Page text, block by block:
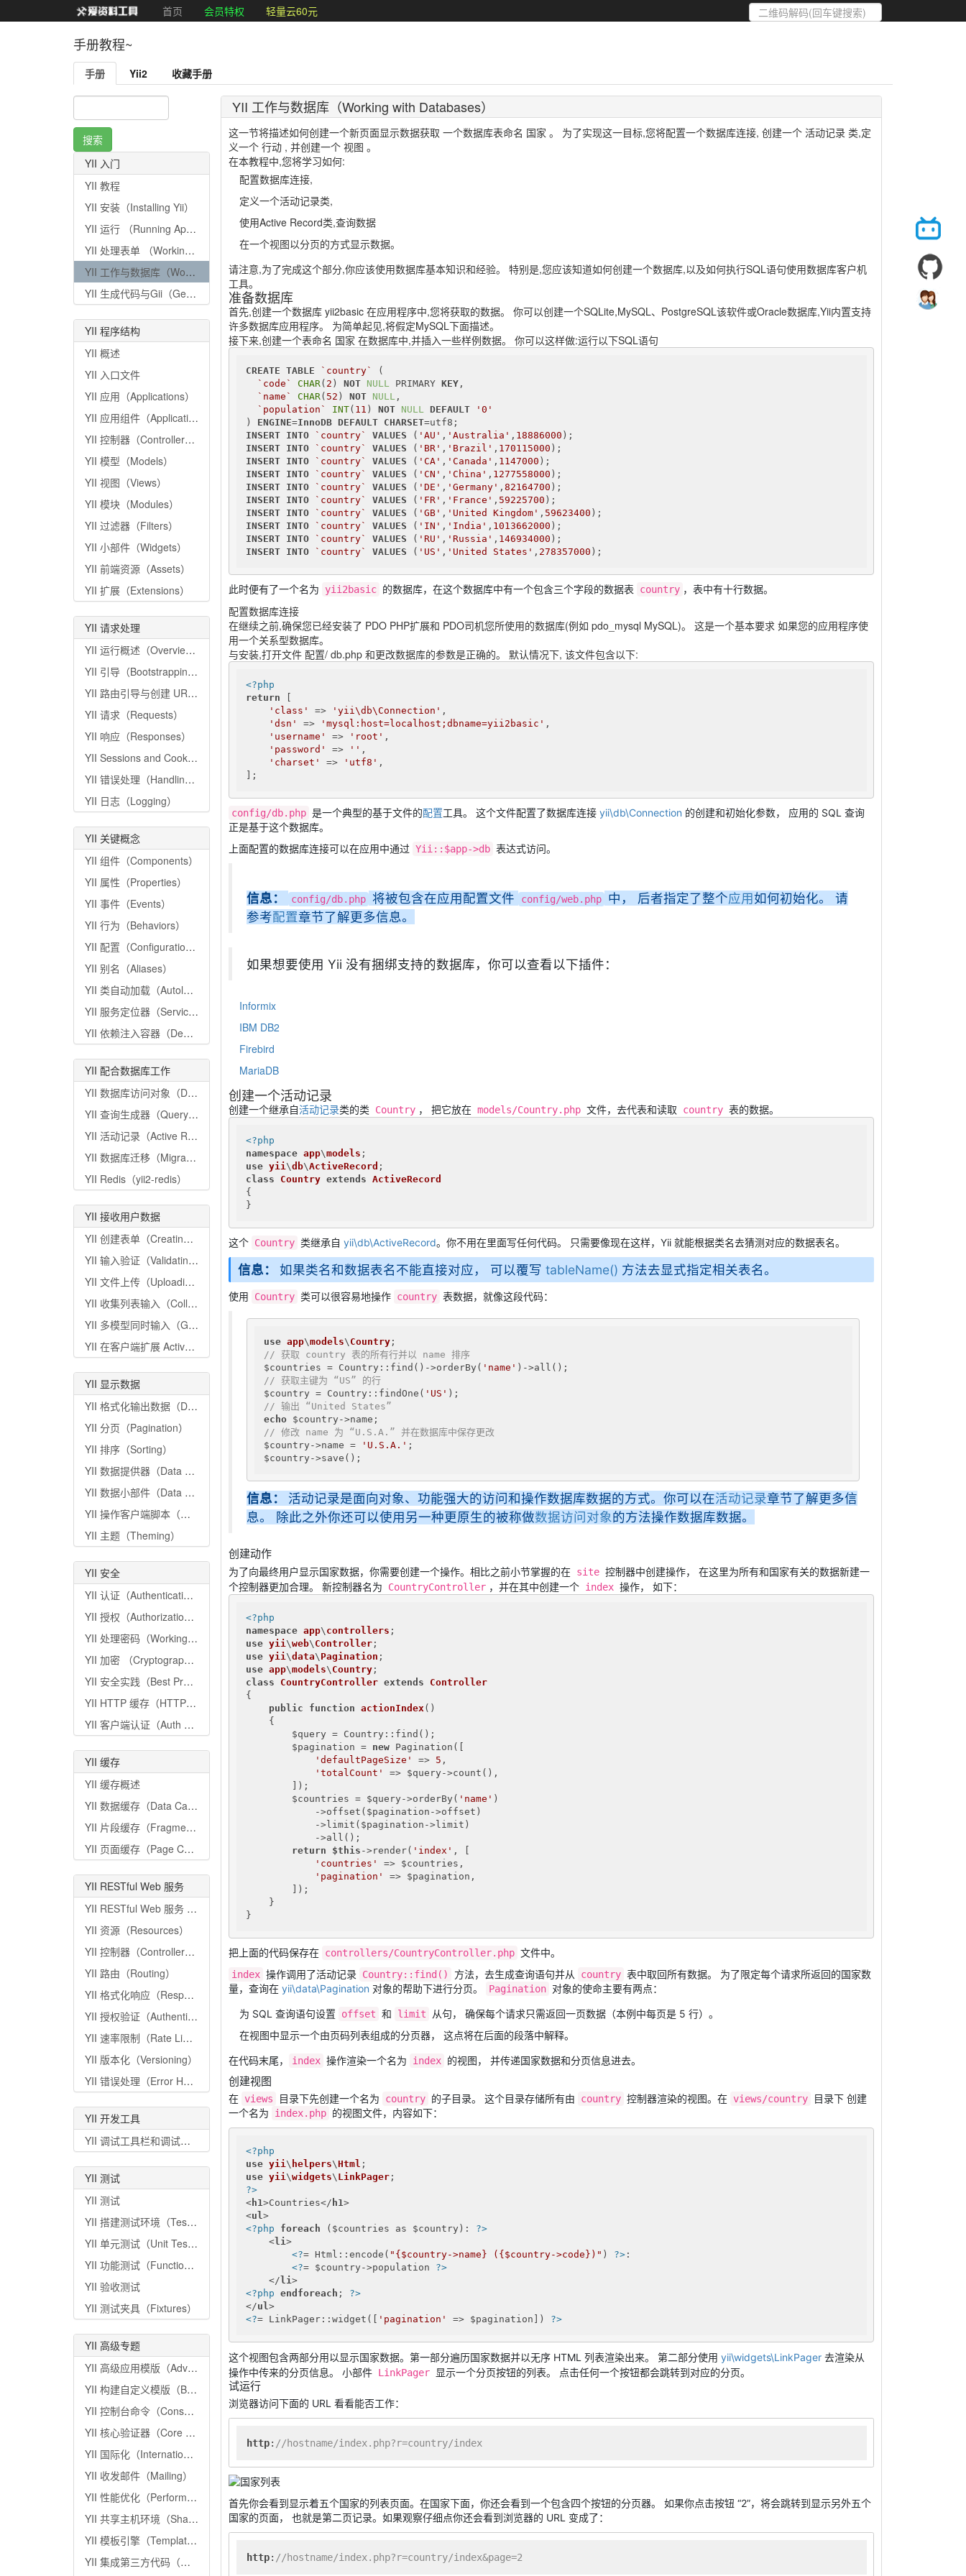
首页 会员特权 轻量云60元
手册教程~
手册 Yii2 收藏手册
YII 入门
YII 教程
YII 安装（Installing Yii）
YII 运行 （Running Applications）
YII 处理表单 （Working with Forms）
YII 工作与数据库（Working with Databases）
YII 生成代码与Gii（Generating Code with Gii）
YII 程序结构
YII 概述
YII 入口文件
YII 应用（Applications）
YII 应用组件（Application Components）
YII 控制器（Controllers）
YII 模型（Models）
YII 视图（Views）
YII 模块（Modules）
YII 过滤器（Filters）
YII 小部件（Widgets）
YII 前端资源（Assets）
YII 扩展（Extensions）
YII 请求处理
YII 运行概述（Overview）
YII 引导（Bootstrapping）
YII 路由引导与创建 URL（Routing and URL Creation）
YII 请求（Requests）
YII 响应（Responses）
YII Sessions and Cookies
YII 错误处理（Handling Errors）
YII 日志（Logging）
YII 关键概念
YII 组件（Components）
YII 属性（Properties）
YII 事件（Events）
YII 行为（Behaviors）
YII 配置（Configurations）
YII 别名（Aliases）
YII 类自动加载（Autoloading）
YII 服务定位器（Service Locator）
YII 依赖注入容器（Dependency Injection Container）
YII 配合数据库工作
YII 数据库访问对象（Database Access Objects）
YII 查询生成器（Query Builder）
YII 活动记录（Active Record）
YII 数据库迁移（Migrations）
YII Redis（yii2-redis）
YII 接收用户数据
YII 创建表单（Creating Forms）
YII 输入验证（Validating Input）
YII 文件上传（Uploading Files）
YII 收集列表输入（Collecting Tabular Input）
YII 多模型同时输入（Getting Data for Multiple Models）
YII 在客户端扩展 ActiveForm（Extending ActiveForm on the Client Side）
YII 显示数据
YII 格式化输出数据（Data Formatting）
YII 分页（Pagination）
YII 排序（Sorting）
YII 数据提供器（Data Providers）
YII 数据小部件（Data Widgets）
YII 操作客户端脚本（Working with Client Scripts）
YII 主题（Theming）
YII 安全
YII 认证（Authentication）
YII 授权（Authorization）
YII 处理密码（Working with Passwords）
YII 加密 （Cryptography）
YII 安全实践（Best Practices）
YII HTTP 缓存（HTTP Caching）
YII 客户端认证（Auth Clients）
YII 缓存
YII 缓存概述
YII 数据缓存（Data Caching）
YII 片段缓存（Fragment Caching）
YII 页面缓存（Page Caching）
YII RESTful Web 服务
YII RESTful Web 服务 快速入门
YII 资源（Resources）
YII 控制器（Controllers）
YII 路由（Routing）
YII 格式化响应（Response Formatting）
YII 授权验证（Authentication）
YII 速率限制（Rate Limiting）
YII 版本化（Versioning）
YII 错误处理（Error Handling）
YII 开发工具
YII 调试工具栏和调试器（Debug Toolbar and Debugger）
YII 测试
YII 测试
YII 搭建测试环境（Testing environment setup）
YII 单元测试（Unit Tests）
YII 功能测试（Functional Tests）
YII 验收测试
YII 测试夹具（Fixtures）
YII 高级专题
YII 高级应用模版（Advanced Project Template）
YII 构建自定义模版（Building Application from Scratch）
YII 控制台命令（Console Commands）
YII 核心验证器（Core Validators）
YII 国际化（Internationalization）
YII 收发邮件（Mailing）
YII 性能优化（Performance Tuning）
YII 共享主机环境（Shared Hosting Environment）
YII 模板引擎（Template Engines）
YII 集成第三方代码（Working with Third-Party Code）
YII 工作与数据库（Working with Databases）
这一节将描述如何创建一个新页面显示数据获取 一个数据库表命名 国家 。 为了实现这一目标,您将配置一个数据库连接, 创建一个 活动记录 类,定
义一个 行动 , 并创建一个 视图 。
在本教程中,您将学习如何:
配置数据库连接,
定义一个活动记录类,
使用Active Record类,查询数据
在一个视图以分页的方式显示数据。
请注意,为了完成这个部分,你应该使用数据库基本知识和经验。 特别是,您应该知道如何创建一个数据库,以及如何执行SQL语句使用数据库客户机
工具。
准备数据库
首先,创建一个数据库 yii2basic 在应用程序中,您将获取的数据。 你可以创建一个SQLite,MySQL、PostgreSQL该软件或Oracle数据库,Yii内置支持
许多数据库应用程序。 为简单起见,将假定MySQL下面描述。
接下来,创建一个表命名 国家 在数据库中,并插入一些样例数据。 你可以这样做:运行以下SQL语句
CREATE TABLE `country`
(
`code`
CHAR( 2 ) NOT NULL PRIMARY KEY,
`name`
CHAR( 52 ) NOT NULL ,
`population`
INT( 11 ) NOT NULL DEFAULT
'0'
) ENGINE=InnoDB DEFAULT CHARSET
INSERT
INTO `country` VALUES ( 'AU' , 'Australia' , 18886000
INSERT
INTO `country` VALUES ( 'BR' , 'Brazil' , 170115000
INSERT
INTO `country` VALUES ( 'CA' , 'Canada' , 1147000
INSERT
INTO `country` VALUES ( 'CN' , 'China' , 1277558000
INSERT
INTO `country` VALUES ( 'DE' , 'Germany' , 82164700
INSERT
INTO `country` VALUES ( 'FR' , 'France' , 59225700
INSERT
INTO `country` VALUES ( 'GB' , 'United Kingdom' , 59623400
INSERT
INTO `country` VALUES ( 'IN' , 'India' , 1013662000
INSERT
INTO `country` VALUES ( 'RU' , 'Russia' , 146934000
INSERT
INTO `country` VALUES ( 'US' , 'United States' , 278357000 );
此时便有了一个名为 yii2basic 的数据库，在这个数据库中有一个包含三个字段的数据表 country ，表中有十行数据。
配置数据库连接
在继续之前,确保您已经安装了 PDO PHP扩展和 PDO司机您所使用的数据库(例如 pdo_mysql MySQL)。 这是一个基本要求 如果您的应用程序使
用一个关系型数据库。
与安装,打开文件 配置/ db.php 和更改数据库的参数是正确的。 默认情况下, 该文件包含以下:
<?php
return [
'class'
=> 'yii\db\Connection' ,
'dsn'
=> 'mysql:host=localhost;dbname=yii2basic' ,
'username'
=> 'root' ,
'password'
=> '' ,
'charset'
=> 'utf8' ,
];
config/db.php 是一个典型的基于文件的配置工具。 这个文件配置了数据库连接 yii\db\Connection 的创建和初始化参数， 应用的 SQL 查询
正是基于这个数据库。
上面配置的数据库连接可以在应用中通过 Yii::$app->db 表达式访问。
信息： config/db.php 将被包含在应用配置文件 config/web.php 中， 后者指定了整个应用如何初始化。 请
参考配置章节了解更多信息。
如果想要使用 Yii 没有捆绑支持的数据库，你可以查看以下插件：
Informix
IBM DB2
Firebird
MariaDB
创建一个活动记录
创建一个继承自活动记录类的类 Country ， 把它放在 models/Country.php 文件，去代表和读取 country 表的数据。
<?php
namespace app\models
use yii \db\ActiveRecord
class
Country extends ActiveRecord
{
}
这个 Country 类继承自 yii\db\ActiveRecord。你不用在里面写任何代码。 只需要像现在这样，Yii 就能根据类名去猜测对应的数据表名。
信息： 如果类名和数据表名不能直接对应， 可以覆写 tableName() 方法去显式指定相关表名。
使用 Country 类可以很容易地操作 country 表数据，就像这段代码：
use app\models\ Country
// 获取 country 表的所有行并以 name 排序
$countries = Country::find()->orderBy( 'name'
// 获取主键为 “US” 的行
$country = Country::findOne( 'US'
// 输出 “United States”
echo
// 修改 name 为 “U.S.A.” 并在数据库中保存更改
$country->name =
'U.S.A.' ;
$country->save();
信息： 活动记录是面向对象、功能强大的访问和操作数据库数据的方式。你可以在活动记录章节了解更多信
息。 除此之外你还可以使用另一种更原生的被称做数据访问对象的方法操作数据库数据。
创建动作
为了向最终用户显示国家数据，你需要创建一个操作。相比之前小节掌握的在 site 控制器中创建操作， 在这里为所有和国家有关的数据新建一
个控制器更加合理。 新控制器名为
CountryController ，并在其中创建一个 index 操作， 如下：
<?php
namespace app\ controllers
use yii \web\ Controller
use yii \data\ Pagination
use app\models\ Country
class
CountryController extends
Controller
{
public
function actionIndex ()
{
$query = Country::find();
$pagination = new Pagination([
'defaultPageSize'
=> 5 ,
'totalCount'
=> $query->count(),
]);
$countries = $query->orderBy( 'name' )
->offset($pagination->offset)
->limit($pagination->limit)
->all();
return
$this ->render( 'index' , [
'countries'
=> $countries,
'pagination'
=> $pagination,
]);
}
}
把上面的代码保存在 controllers/CountryController.php 文件中。
index 操作调用了活动记录 Country::find() 方法，去生成查询语句并从 country 表中取回所有数据。 为了限定每个请求所返回的国家数
量，查询在 yii\data\Pagination 对象的帮助下进行分页。 Pagination 对象的使命主要有两点：
为 SQL 查询语句设置 offset 和 limit
从句， 确保每个请求只需返回一页数据（本例中每页是 5 行）。
在视图中显示一个由页码列表组成的分页器， 这点将在后面的段落中解释。
在代码末尾， index 操作渲染一个名为 index 的视图， 并传递国家数据和分页信息进去。
创建视图
在 views 目录下先创建一个名为 country 的子目录。 这个目录存储所有由 country 控制器渲染的视图。在 views/country
目录下 创建
一个名为
index.php 的视图文件，内容如下：
<?php
use yii \ helpers\Html
use yii \widgets\ LinkPager
?>
<h1 >Countries</ h1 >
<ul >
<?php
foreach ($countries as $country): ?>
<li >
<?= Html::encode( "{$country->name} ({$country->code})" ) ?>:
<?= $country->population ?>
</li >
<?php endforeach ; ?>
</ul >
<?= LinkPager::widget([ 'pagination' => $pagination]) ?>
这个视图包含两部分用以显示国家数据。第一部分遍历国家数据并以无序 HTML 列表渲染出来。 第二部分使用 yii\widgets\LinkPager 去渲染从
操作中传来的分页信息。 小部件 LinkPager 显示一个分页按钮的列表。 点击任何一个按钮都会跳转到对应的分页。
试运行
浏览器访问下面的 URL 看看能否工作：
http: //hostname/index.php?r=country/index
首先你会看到显示着五个国家的列表页面。在国家下面，你还会看到一个包含四个按钮的分页器。 如果你点击按钮 “2”，将会跳转到显示另外五个
国家的页面， 也就是第二页记录。如果观察仔细点你还会看到浏览器的 URL 变成了：
http: //hostname/index.php?r=country/index&page=2